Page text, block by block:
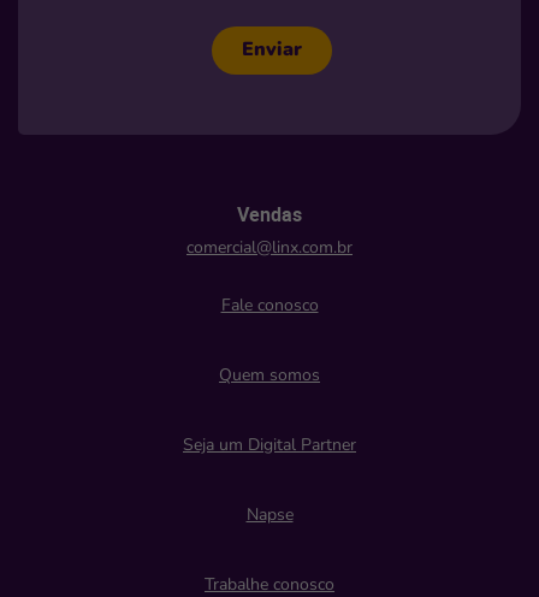
Enviar
Vendas
comercial@linx.com.br
Fale conosco
Quem somos
Seja um Digital Partner
Napse
Trabalhe conosco